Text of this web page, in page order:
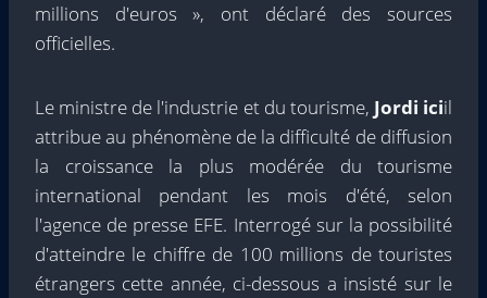
millions d'euros », ont déclaré des sources
officielles.
Le ministre de l'industrie et du tourisme, Jordi iciil
attribue au phénomène de la difficulté de diffusion
la croissance la plus modérée du tourisme
international pendant les mois d'été, selon
l'agence de presse EFE. Interrogé sur la possibilité
d'atteindre le chiffre de 100 millions de touristes
étrangers cette année, ci-dessous a insisté sur le